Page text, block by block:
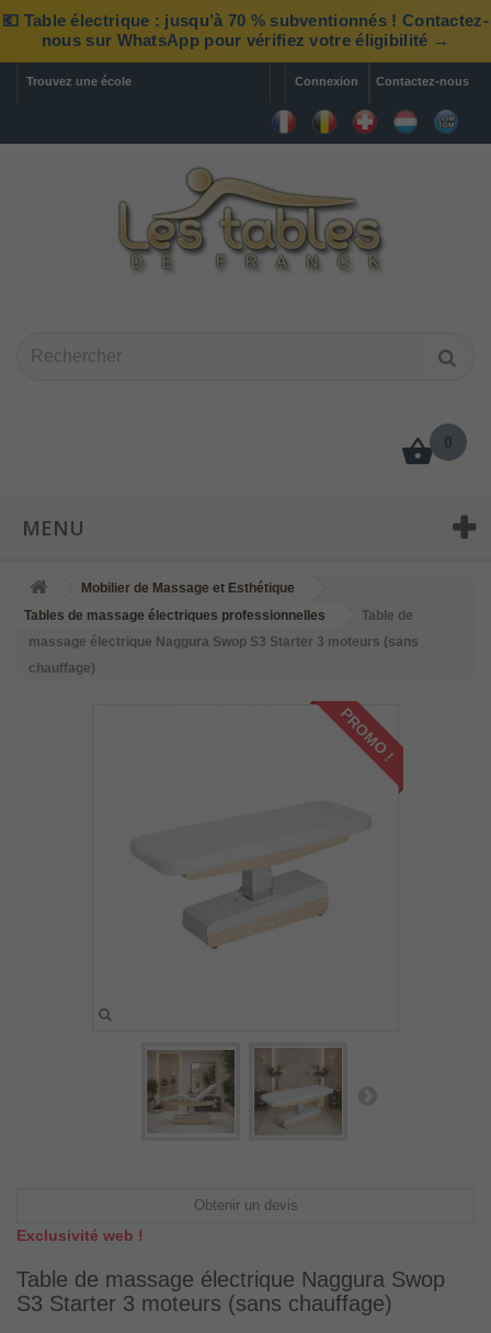
💶 Table électrique : jusqu’à 70 % subventionnés ! Contactez-
nous sur WhatsApp pour vérifiez votre éligibilité →
Contactez-nous
Trouvez une école Connexion
MENU
0
Mobilier de Massage et Esthétique
Tables de massage électriques professionnelles
Table de
massage électrique Naggura Swop S3 Starter 3 moteurs (sans
chauffage)
PROMO !
Obtenir un devis
Exclusivité web !
Table de massage électrique Naggura Swop
S3 Starter 3 moteurs (sans chauffage)